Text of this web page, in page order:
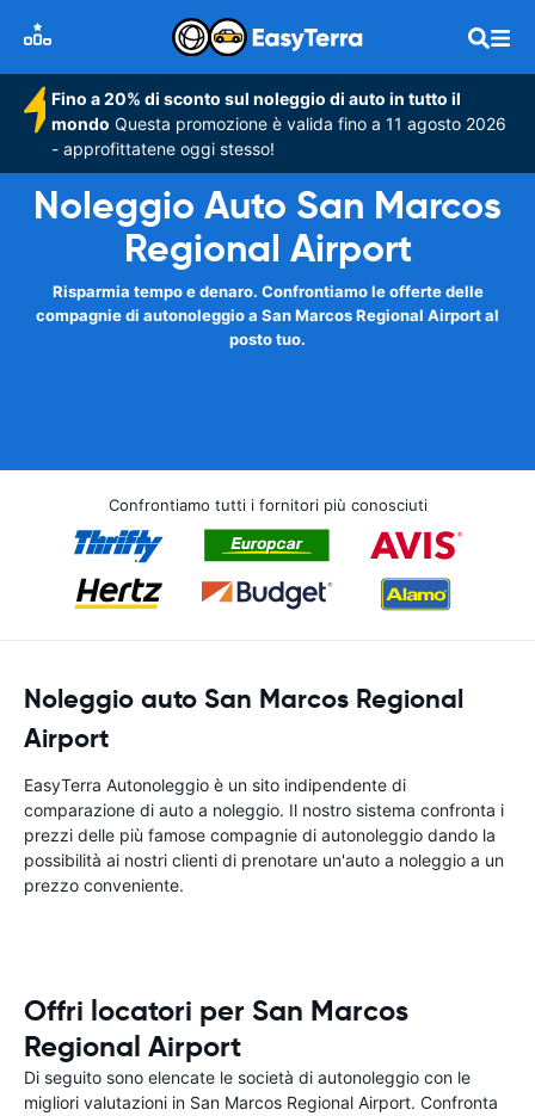
Fino a 20% di sconto sul noleggio di auto in tutto il
mondo Questa promozione è valida fino a 11 agosto 2026
- approfittatene oggi stesso!
Noleggio Auto San Marcos
Regional Airport
Risparmia tempo e denaro. Confrontiamo le offerte delle
compagnie di autonoleggio a San Marcos Regional Airport al
posto tuo.
Confrontiamo tutti i fornitori più conosciuti
Noleggio auto San Marcos Regional
Airport
EasyTerra Autonoleggio è un sito indipendente di
comparazione di auto a noleggio. Il nostro sistema confronta i
prezzi delle più famose compagnie di autonoleggio dando la
possibilità ai nostri clienti di prenotare un'auto a noleggio a un
prezzo conveniente.
Offri locatori per San Marcos
Regional Airport
Di seguito sono elencate le società di autonoleggio con le
migliori valutazioni in San Marcos Regional Airport. Confronta